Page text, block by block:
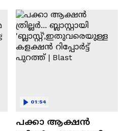
ടൈംസ്' | Mollywood
Times
പക്കാ ആക്ഷൻ
01:54